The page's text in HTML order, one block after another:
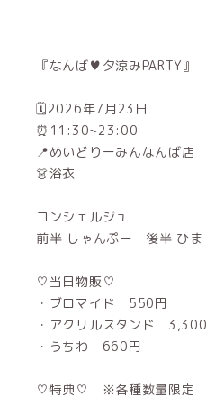
『なんば♥夕涼みPARTY』
🗓2026年7月23日
⏰11:30~23:00
📍めいどりーみんなんば店
👗浴衣
コンシェルジュ
前半 しゃんぷー 後半 ひま
♡当日物販♡
・ブロマイド 550円
・アクリルスタンド 3,300
・うちわ 660円
♡特典♡ ※各種数量限定